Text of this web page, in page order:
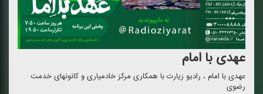
عهدی با امام
عهدی با امام ، رادیو زیارت با همکاری مرکز خادمیاری و کانونهای خدمت
رضوی